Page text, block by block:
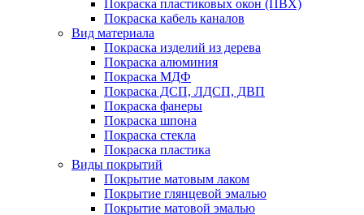
Покраска пластиковых окон (ПВХ)
Покраска кабель каналов
Вид материала
Покраска изделий из дерева
Покраска алюминия
Покраска МДФ
Покраска ДСП, ЛДСП, ДВП
Покраска фанеры
Покраска шпона
Покраска стекла
Покраска пластика
Виды покрытий
Покрытие матовым лаком
Покрытие глянцевой эмалью
Покрытие матовой эмалью